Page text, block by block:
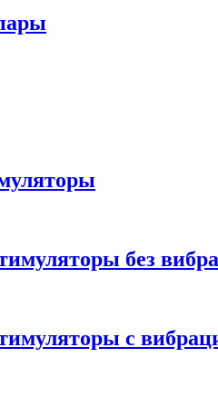
без
с